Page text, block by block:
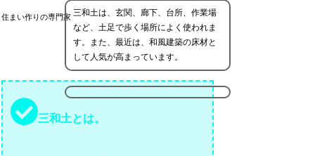
住まい作りの専門家 三和土は、玄関、廊下、台所、作業場
など、土足で歩く場所によく使われま
す。また、最近は、和風建築の床材と
して人気が高まっています。
三和土とは。